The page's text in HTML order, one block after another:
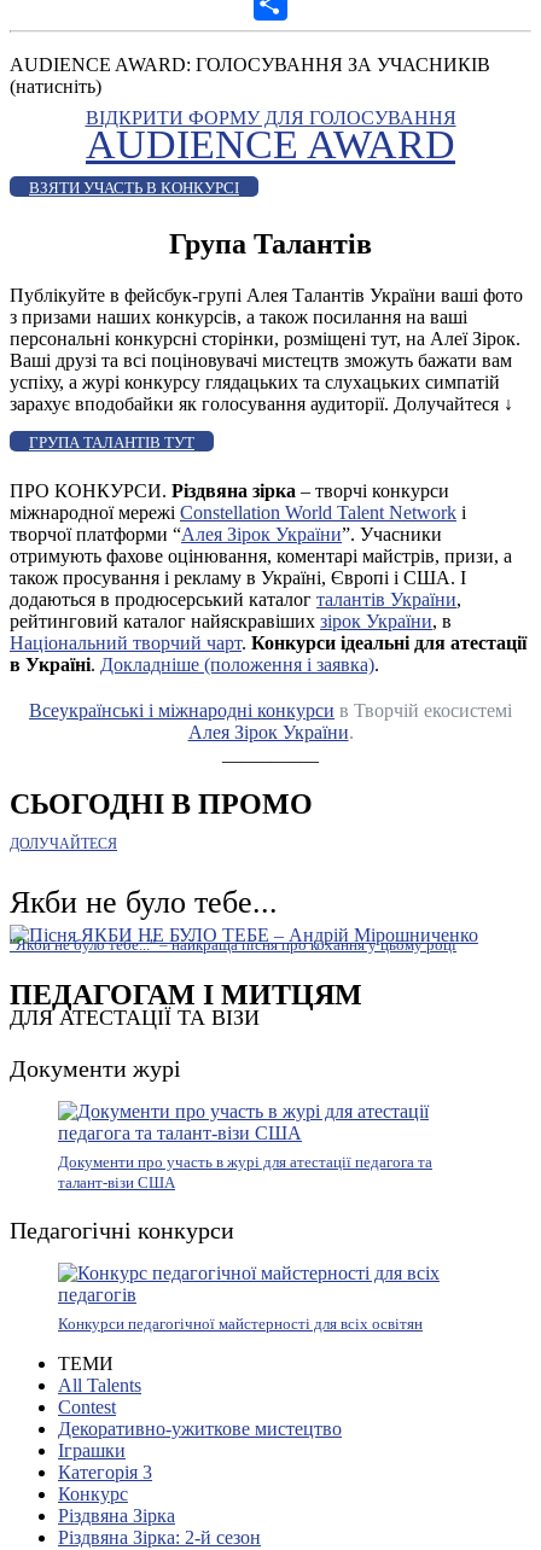
Share
AUDIENCE AWARD: ГОЛОСУВАННЯ ЗА УЧАСНИКІВ
(натисніть)
ВІДКРИТИ ФОРМУ ДЛЯ ГОЛОСУВАННЯ
AUDIENCE AWARD
ВЗЯТИ УЧАСТЬ В КОНКУРСІ
Група Талантів
Публікуйте в фейсбук-групі Алея Талантів України ваші фото
з призами наших конкурсів, а також посилання на ваші
персональні конкурсні сторінки, розміщені тут, на Алеї Зірок.
Ваші друзі та всі поціновувачі мистецтв зможуть бажати вам
успіху, а журі конкурсу глядацьких та слухацьких симпатій
зарахує вподобайки як голосування аудиторії. Долучайтеся ↓
ГРУПА ТАЛАНТІВ ТУТ
ПРО КОНКУРСИ. Різдвяна зірка – творчі конкурси
міжнародної мережі Constellation World Talent Network і
творчої платформи “Алея Зірок України”. Учасники
отримують фахове оцінювання, коментарі майстрів, призи, а
також просування і рекламу в Україні, Європі і США. І
додаються в продюсерський каталог талантів України,
рейтинговий каталог найяскравіших зірок України, в
Національний творчий чарт. Конкурси ідеальні для атестації
в Україні. Докладніше (положення і заявка).
Всеукраїнські і міжнародні конкурси в Творчій екосистемі
Алея Зірок України.
СЬОГОДНІ В ПРОМО
ДОЛУЧАЙТЕСЯ
Якби не було тебе...
"Якби не було тебе..." – найкраща пісня про кохання у цьому році
ПЕДАГОГАМ І МИТЦЯМ
ДЛЯ АТЕСТАЦІЇ ТА ВІЗИ
Документи журі
Документи про участь в журі для атестації педагога та
талант-візи США
Педагогічні конкурси
Конкурси педагогічної майстерності для всіх освітян
ТЕМИ
All Talents
Contest
Декоративно-ужиткове мистецтво
Іграшки
Категорія 3
Конкурс
Різдвяна Зірка
Різдвяна Зірка: 2-й сезон